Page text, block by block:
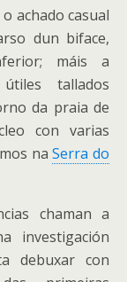
achado casual
dun biface,
máis a
tallados
da praia de
con varias
naSerra do
chaman a
investigación
debuxar con